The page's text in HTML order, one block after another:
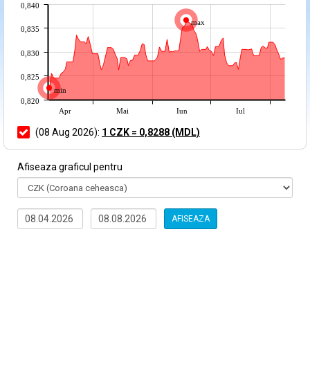
min
max
Apr Mai Iun Iul
0,820
0,825
0,830
0,835
0,840
(08 Aug 2026): 1 CZK = 0,8288 (MDL)
Afiseaza graficul pentru
AFISEAZA